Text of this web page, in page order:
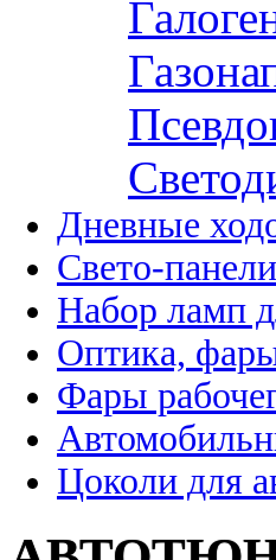
Дневные
Свето-
Набор ламп
Оптика,
Фары
Цоколи для